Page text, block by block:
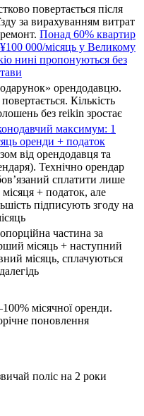
повертається після
за вирахуванням витрат
Понад 60% квартир
000/місяць у Великому
нині пропонуються без
орендодавцю.
Кількість
без reikin зростає
максимум: 1
оренди + податок
від орендодавця та
Технічно орендар
сплатити лише
місяця + податок, але
підписують згоду на
частина за
місяць + наступний
місяць, сплачуються
місячної оренди.
поновлення
поліс на 2 роки